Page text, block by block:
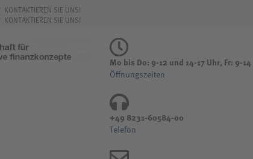
KONTAKTIEREN SIE UNS!
KONTAKTIEREN SIE UNS!
Mo bis Do: 9-12 und 14-17 Uhr, Fr: 9-
Öffnungszeiten
+49 8231-60584-00
Telefon